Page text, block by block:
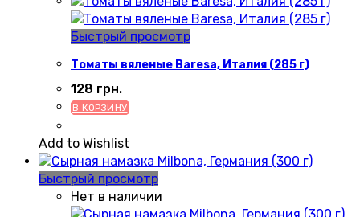
Быстрый просмотр
Томаты вяленые Baresa, Италия (285 г)
128 грн.
В КОРЗИНУ
Add to Wishlist
Быстрый просмотр
Нет в наличии